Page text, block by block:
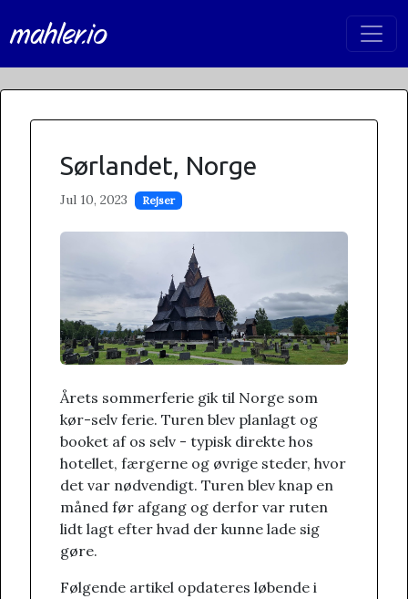
mahler.io
Sørlandet, Norge
Jul 10, 2023 Rejser
Årets sommerferie gik til Norge som
kør-selv ferie. Turen blev planlagt og
booket af os selv - typisk direkte hos
hotellet, færgerne og øvrige steder, hvor
det var nødvendigt. Turen blev knap en
måned før afgang og derfor var ruten
lidt lagt efter hvad der kunne lade sig
gøre.
Følgende artikel opdateres løbende i